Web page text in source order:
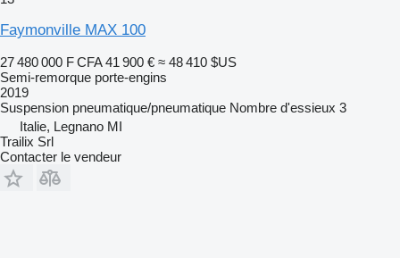
Faymonville MAX 100
27 480 000 F CFA 41 900 € ≈ 48 410 $US
Semi-remorque porte-engins
2019
Suspension pneumatique/pneumatique Nombre d'essieux 3
Italie, Legnano MI
Trailix Srl
Contacter le vendeur